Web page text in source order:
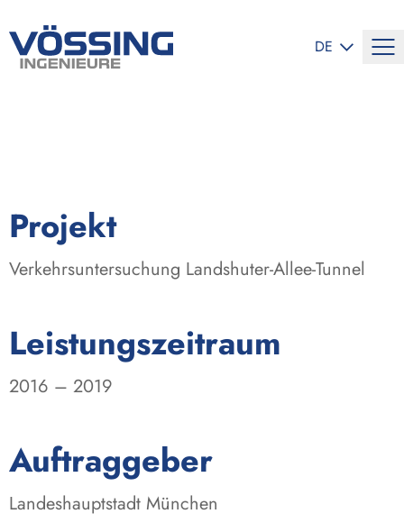
DE
Projekt
Verkehrsuntersuchung Landshuter-Allee-Tunnel
Leistungszeitraum
2016 – 2019
Auftraggeber
Landeshauptstadt München